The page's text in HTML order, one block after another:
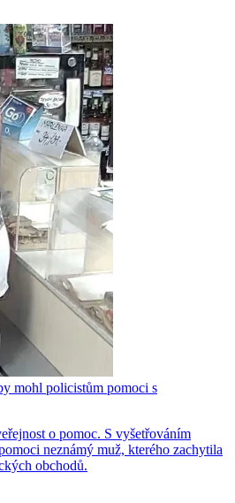
mohl policistům pomoci s
o pomoc. S vyšetřováním
neznámý muž, kterého zachytila
obchodů.